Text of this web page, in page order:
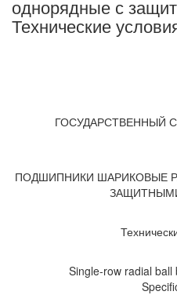
однорядные с
Технические
ГОСУДАРСТВЕННЫЙ
ПОДШИПНИКИ ШАРИКОВЫЕ
Single-row radial ball